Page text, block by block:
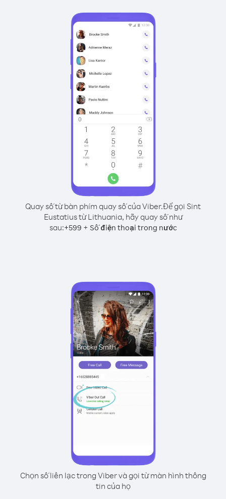
Quay số từ bàn phím quay số của Viber.Để gọi Sint
Eustatius từ Lithuania, hãy quay số như
sau:+599 + Số điện thoại trong nước
Chọn số liên lạc trong Viber và gọi từ màn hình thông
tin của họ